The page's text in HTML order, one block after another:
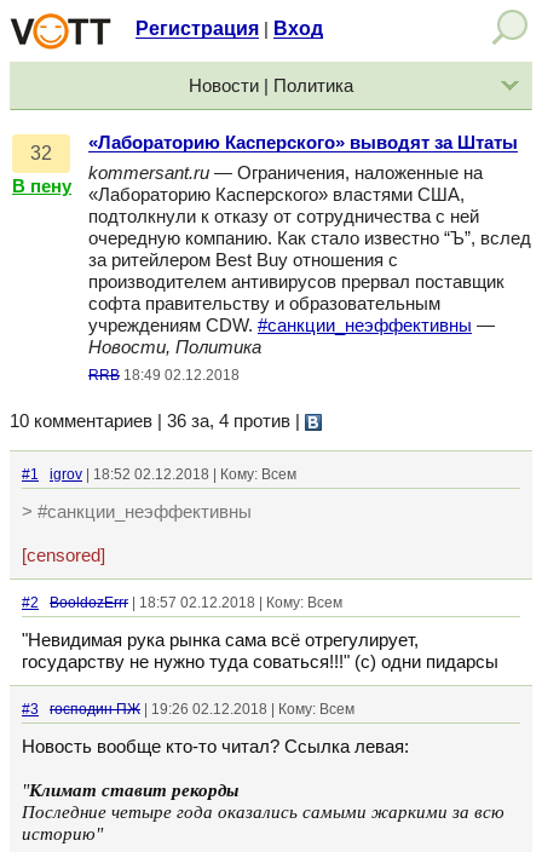
Регистрация Вход
Новости | Политика
32
В пену
«Лабораторию Касперского» выводят за Штаты
kommersant.ru — Ограничения, наложенные на
«Лабораторию Касперского» властями США,
подтолкнули к отказу от сотрудничества с ней
очередную компанию. Как стало известно “Ъ”, вслед
за ритейлером Best Buy отношения с
производителем антивирусов прервал поставщик
софта правительству и образовательным
учреждениям CDW. #санкции_неэффективны —
Новости, Политика
RRB 18:49 02.12.2018
10 комментариев | 36 за, 4 против
#1 igrov | 18:52 02.12.2018 | Кому: Всем
> #санкции_неэффективны
[censored]
#2 BooldozErrr | 18:57 02.12.2018 | Кому: Всем
"Невидимая рука рынка сама всё отрегулирует,
государству не нужно туда соваться!!!" (с) одни пидарсы
#3 господин ПЖ | 19:26 02.12.2018 | Кому: Всем
Новость вообще кто-то читал? Ссылка левая:
"Климат ставит рекорды
Последние четыре года оказались самыми жаркими за всю
историю"